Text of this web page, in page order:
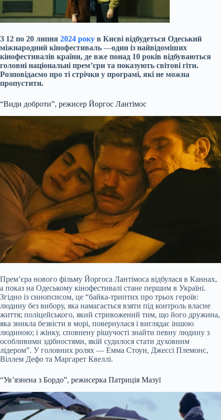
З 12 по 20 липня 2024 року в Києві відбудеться Одеський
міжнародний кінофестиваль —один із найвідоміших
кінофестивалів країни, де вже понад 10 років відбуваються
головні національні прем’єри та показують світові гіти.
Розповідаємо про ті стрічки у програмі, які не можна
пропустити.
“Види доброти”, режисер Йоргос Лантімос
Прем’єра нового фільму Йоргоса Лантімоса відбулася в Каннах,
а показ на Одеському кінофестивалі стане першим в Україні.
Згідно із синопсисом, це “байка-триптих про трьох героїв:
людину без вибору, яка намагається взяти під контроль власне
життя; поліцейського, який стривожений тим, що його дружина,
яка зникла безвісти в морі, повернулася і виглядає іншою
людиною; і жінку, сповнену рішучості знайти певну людину з
особливими здібностями, якій судилося стати духовним
лідером”. У головних ролях — Емма Стоун, Джессі Племонс,
Віллем Дефо та Маргарет Квеллі.
“Ув’язнена з Бордо”, режисерка Патриція Мазуї